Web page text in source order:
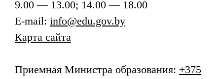
9.00 — 13.00; 14.00 — 18.00
E-mail: info@edu.gov.by
Карта сайта
Приемная Министра образования: +375